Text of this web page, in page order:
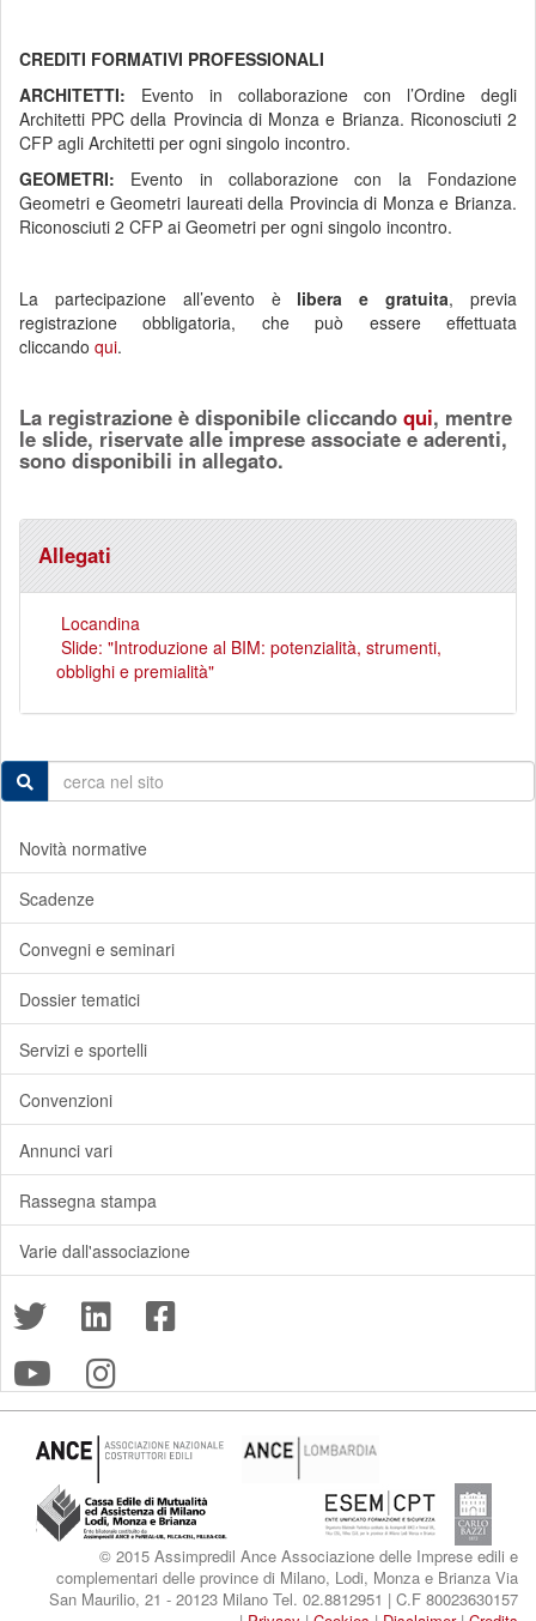
CREDITI FORMATIVI PROFESSIONALI
ARCHITETTI: Evento in collaborazione con l’Ordine degli
Architetti PPC della Provincia di Monza e Brianza. Riconosciuti 2
CFP agli Architetti per ogni singolo incontro.
GEOMETRI: Evento in collaborazione con la Fondazione
Geometri e Geometri laureati della Provincia di Monza e Brianza.
Riconosciuti 2 CFP ai Geometri per ogni singolo incontro.
La partecipazione all’evento è libera e gratuita, previa
registrazione obbligatoria, che può essere effettuata
cliccando qui.
La registrazione è disponibile cliccando qui, mentre
le slide, riservate alle imprese associate e aderenti,
sono disponibili in allegato.
Allegati
Locandina
Slide: "Introduzione al BIM: potenzialità, strumenti,
obblighi e premialità"
Novità normative
Scadenze
Convegni e seminari
Dossier tematici
Servizi e sportelli
Convenzioni
Annunci vari
Rassegna stampa
Varie dall'associazione
© 2015 Assimpredil Ance Associazione delle Imprese edili e
complementari delle province di Milano, Lodi, Monza e Brianza Via
San Maurilio, 21 - 20123 Milano Tel. 02.8812951 | C.F 80023630157